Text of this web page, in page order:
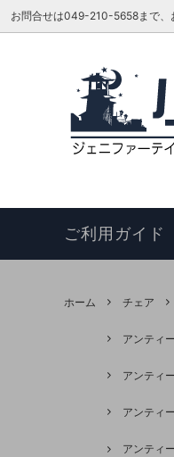
お問合せは049-210-5658まで、
ベッド
チェア
TOKAI KAGU/
はじめての方へ
このサイトに
ご利用ガイド
ホーム チェア
アンティ
アンティ
アンティ
アンティ